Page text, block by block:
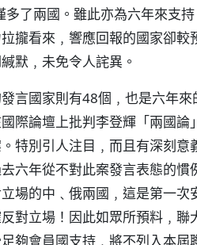
了兩國。雖此亦為六年來支
攏看來﹐響應回報的國家卻較
默﹐未免令人詫異。
言國家則有48個﹐也是六年
際論壇上批判李登輝「兩國論
特別引人注目﹐而且有深刻意
六年從不對此案發言表態的慣
場的中﹑俄兩國﹐這是第一次
對立場！因此如眾所預料﹐聯
夠會員國支持﹐將不列入本屆